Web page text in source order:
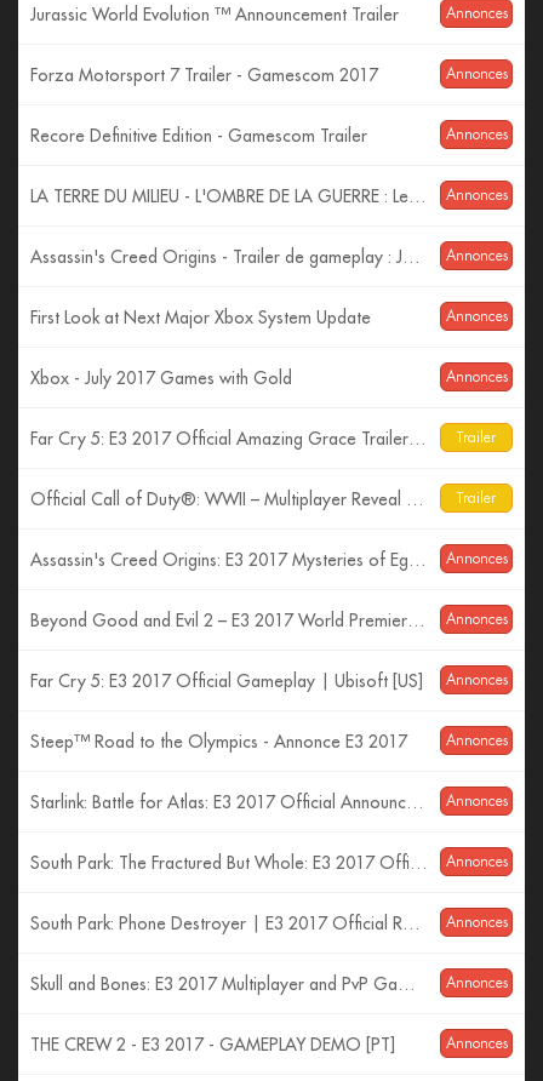
Annonces
Jurassic World Evolution ™ Announcement Trailer
Annonces
Forza Motorsport 7 Trailer - Gamescom 2017
Annonces
Recore Definitive Edition - Gamescom Trailer
Annonces
Annonces
Annonces
First Look at Next Major Xbox System Update
Annonces
Xbox - July 2017 Games with Gold
Trailer
Trailer
Annonces
Annonces
Annonces
Far Cry 5: E3 2017 Official Gameplay | Ubisoft [US]
Annonces
Steep™ Road to the Olympics - Annonce E3 2017
Annonces
Annonces
Annonces
Annonces
Annonces
THE CREW 2 - E3 2017 - GAMEPLAY DEMO [PT]